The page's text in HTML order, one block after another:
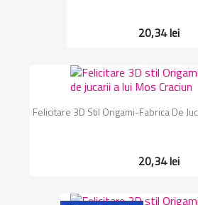
20,34 lei
Felicitare 3D Stil Origami-Fabrica De
20,34 lei